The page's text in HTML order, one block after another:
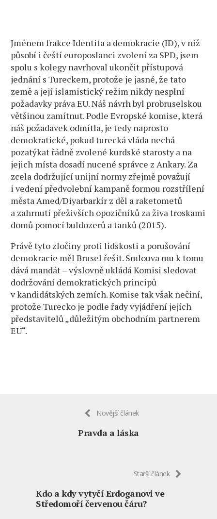
Jménem frakce Identita a demokracie (ID), v níž
působí i čeští europoslanci zvolení za SPD, jsem
spolu s kolegy navrhoval ukončit přístupová
jednání s Tureckem, protože je jasné, že tato
země a její islamistický režim nikdy nesplní
požadavky práva EU. Náš návrh byl probruselskou
většinou zamítnut. Podle Evropské komise, která
náš požadavek odmítla, je tedy naprosto
demokratické, pokud turecká vláda nechá
pozatýkat řádně zvolené kurdské starosty a na
jejich místa dosadí nucené správce z Ankary. Za
zcela dodržující unijní normy zřejmě považují
i vedení předvolební kampaně formou rozstřílení
města Amed/Diyarbarkír z děl a raketometů
a zahrnutí přeživších opozičníků za živa troskami
domů pomocí buldozerů a tanků (2015).
Právě tyto zločiny proti lidskosti a porušování
demokracie měl Brusel řešit. Smlouva mu k tomu
dává mandát – výslovně ukládá Komisi sledovat
dodržování demokratických principů
v kandidátských zemích. Komise tak však nečiní,
protože Turecko je podle řady vyjádření jejích
představitelů „důležitým obchodním partnerem
EU“.
Novější článek
Pravda a láska
Starší článek
Kdo a kdy vytyčí Erdoganovi ve
Středomoří červenou čáru?